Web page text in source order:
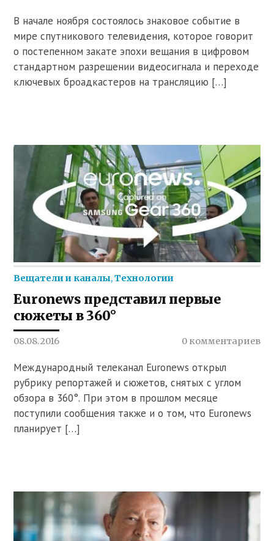
В начале ноября состоялось знаковое событие в
мире спутникового телевидения, которое говорит
о постепенном закате эпохи вещания в цифровом
стандартном разрешении видеосигнала и переходе
ключевых броадкастеров на трансляцию […]
Вещатели и каналы,Технологии
Euronews представил первые
сюжеты в 360°
08.08.2016 0 комментариев
Международный телеканал Euronews открыл
рубрику репортажей и сюжетов, снятых с углом
обзора в 360°. При этом в прошлом месяце
поступили сообщения также и о том, что Euronews
планирует […]